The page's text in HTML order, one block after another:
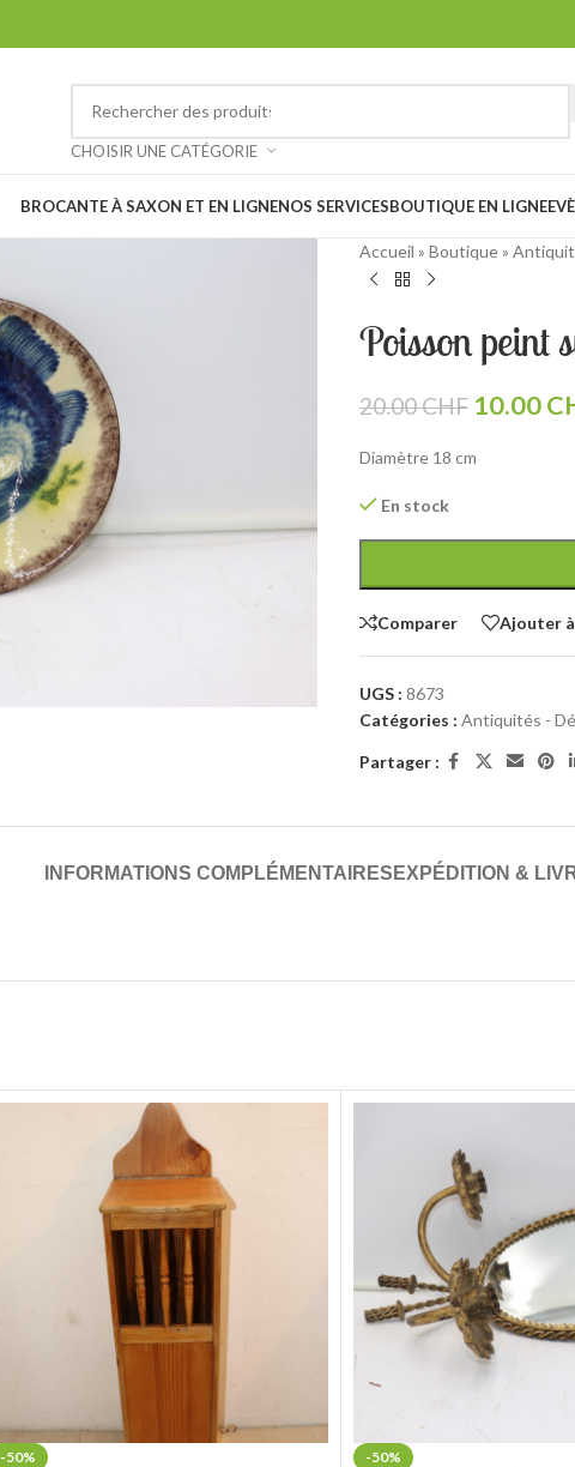
CHOISIR UNE CATÉGORIE
BROCANTE À SAXON ET EN LIGNENOS SERVICESBOUTIQUE EN LIGNE
Accueil » Boutique»
Poisson peint
20.00CHF 10.00
Diamètre 18 cm
En stock
Comparer Ajouter
UGS : 8673
Catégories : Antiquités -
Partager :
INFORMATIONS COMPLÉMENTAIRES EXPÉDITION &
-50% -50%